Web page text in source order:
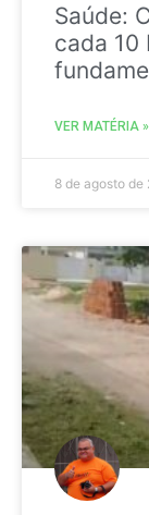
Saúde:
cada 10
VER MATÉRIA »
8 de agosto de